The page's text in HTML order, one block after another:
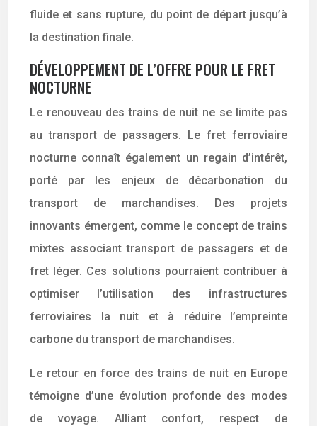
fluide et sans rupture, du point de départ jusqu’à
la destination finale.
DÉVELOPPEMENT DE L’OFFRE POUR LE FRET
NOCTURNE
Le renouveau des trains de nuit ne se limite pas
au transport de passagers. Le fret ferroviaire
nocturne connaît également un regain d’intérêt,
porté par les enjeux de décarbonation du
transport de marchandises. Des projets
innovants émergent, comme le concept de trains
mixtes associant transport de passagers et de
fret léger. Ces solutions pourraient contribuer à
optimiser l’utilisation des infrastructures
ferroviaires la nuit et à réduire l’empreinte
carbone du transport de marchandises.
Le retour en force des trains de nuit en Europe
témoigne d’une évolution profonde des modes
de voyage. Alliant confort, respect de